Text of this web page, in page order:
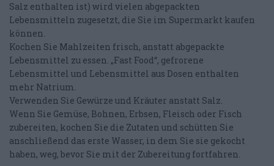
Salz enthalten ist) wird vielen abgepackten
Lebensmitteln zugesetzt, die Sie im Supermarkt kaufen
können.
Kochen Sie Mahlzeiten frisch, anstatt abgepackte
Lebensmittel zu essen. „Fast Food“, gefrorene
Lebensmittel und Lebensmittel aus Dosen enthalten
mehr Natrium.
Verwenden Sie Gewürze und Kräuter anstatt Salz.
Wenn Sie Gemüse, Bohnen, Erbsen, Fleisch oder Fisch
zubereiten, kochen Sie die Zutaten und schütten Sie
anschließend das erste Wasser, in dem Sie sie gekocht
haben, weg, bevor Sie mit der Zubereitung fortfahren.